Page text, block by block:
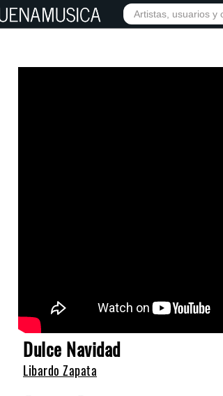
Dulce Navidad
Libardo Zapata